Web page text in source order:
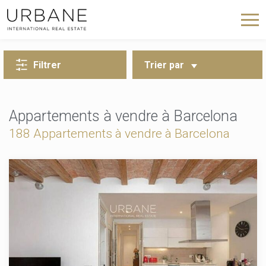
Filtrer Trier par
Appartements à vendre à Barcelona
188 Appartements à vendre à Barcelona